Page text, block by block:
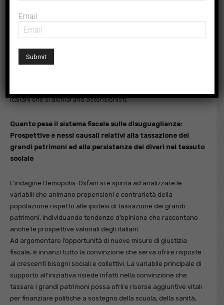
risorse utili per finanziare i crescenti bisogni sociali della
popolazione e contenere le disuguaglianze.
anime dell’opinione pubblica nazionale e che risulta minoritario
(seppur prossimo al 50%) esclusivamente nei segmenti di
italiani che si dichiarano astensionisti.
Quanto pesa il sistema fiscale sulle disuguaglianze:
Prospettive e nessi causali relativi alla tassazione dei
grandi patrimoni ed alla persistenza dei divari nel tessuto
sociale
L’indagine Demopolis-Oxfam si è spinta ad analizzare le
variabili che animano propensioni e contrarietà della
popolazione rispetto alle ipotesi di tassazione dei grandi
patrimoni, individuando tendenze d’opinione che raccontano
anche le prospettive valoriali degli italiani.
Ad argomentare l’opportunità di nuove misure di giustizia
fiscale, è innanzi tutto la convinzione che serva ofrire risposte
ai crescenti bisogni sociali e collettivi. La variabile principale di
supporto all’iniziativa risiede infatti nella convinzione che
tassare i grandi patrimoni possa ofrire risorse aggiuntive vitali
per finanziare politiche a sostegno della scuola, della sanità,
Email